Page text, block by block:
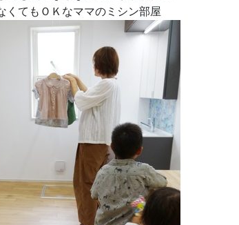
くてもＯＫなママのミシン部屋